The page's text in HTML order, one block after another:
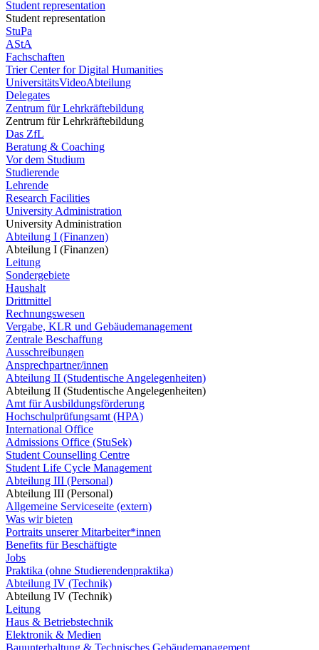
Student representation
Student representation
StuPa
AStA
Fachschaften
Trier Center for Digital Humanities
UniversitätsVideoAbteilung
Delegates
Zentrum für Lehrkräftebildung
Zentrum für Lehrkräftebildung
Das ZfL
Beratung & Coaching
Vor dem Studium
Studierende
Lehrende
Research Facilities
University Administration
University Administration
Abteilung I (Finanzen)
Abteilung I (Finanzen)
Leitung
Sondergebiete
Haushalt
Drittmittel
Rechnungswesen
Vergabe, KLR und Gebäudemanagement
Zentrale Beschaffung
Ausschreibungen
Ansprechpartner/innen
Abteilung II (Studentische Angelegenheiten)
Abteilung II (Studentische Angelegenheiten)
Amt für Ausbildungsförderung
Hochschulprüfungsamt (HPA)
International Office
Admissions Office (StuSek)
Student Counselling Centre
Student Life Cycle Management
Abteilung III (Personal)
Abteilung III (Personal)
Allgemeine Serviceseite (extern)
Was wir bieten
Portraits unserer Mitarbeiter*innen
Benefits für Beschäftigte
Jobs
Praktika (ohne Studierendenpraktika)
Abteilung IV (Technik)
Abteilung IV (Technik)
Leitung
Haus & Betriebstechnik
Elektronik & Medien
Bauunterhaltung & Technisches Gebäudemanagement